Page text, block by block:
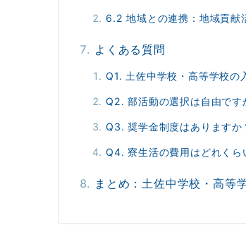
6.2 地域との連携：地域貢献
よくある質問
Q1. 土佐中学校・高等学校の
Q2. 部活動の選択は自由です
Q3. 奨学金制度はありますか
Q4. 寮生活の費用はどれくら
まとめ：土佐中学校・高等